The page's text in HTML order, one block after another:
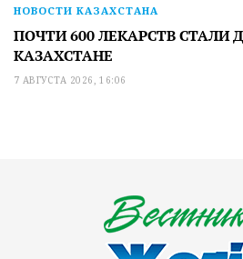
НОВОСТИ КАЗАХСТАНА
ПОЧТИ 600 ЛЕКАРСТВ СТАЛИ
КАЗАХСТАНЕ
7 АВГУСТА 2026, 16:06